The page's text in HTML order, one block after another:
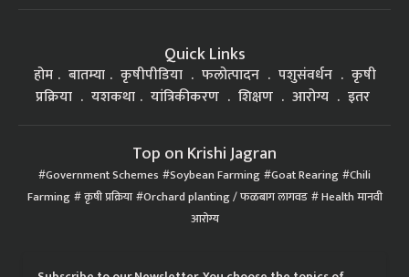
Quick Links
होम बातम्या कृषीपीडिया फलोत्पादन पशुसंवर्धन
कृषी
प्रक्रिया
यशकथा यांत्रिकीकरण शिक्षण आरोग्य इतर
Top on Krishi Jagran
Government Schemes Soybean Farming Goat Rearing Chili
Farming कृषी प्रक्रिया Orchard planting / फळबाग लागवड Health मानवी
आरोग्य